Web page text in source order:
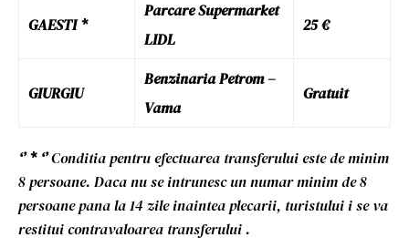
GAESTI *
Parcare Supermarket
LIDL
25 €
GIURGIU
Benzinaria Petrom –
Vama
Gratuit
‘’ * ‘’Conditia pentru efectuarea transferului este de minim
8 persoane. Daca nu se intrunesc un numar minim de 8
persoane pana la 14 zile inaintea plecarii, turistului i se va
restitui contravaloarea transferului .